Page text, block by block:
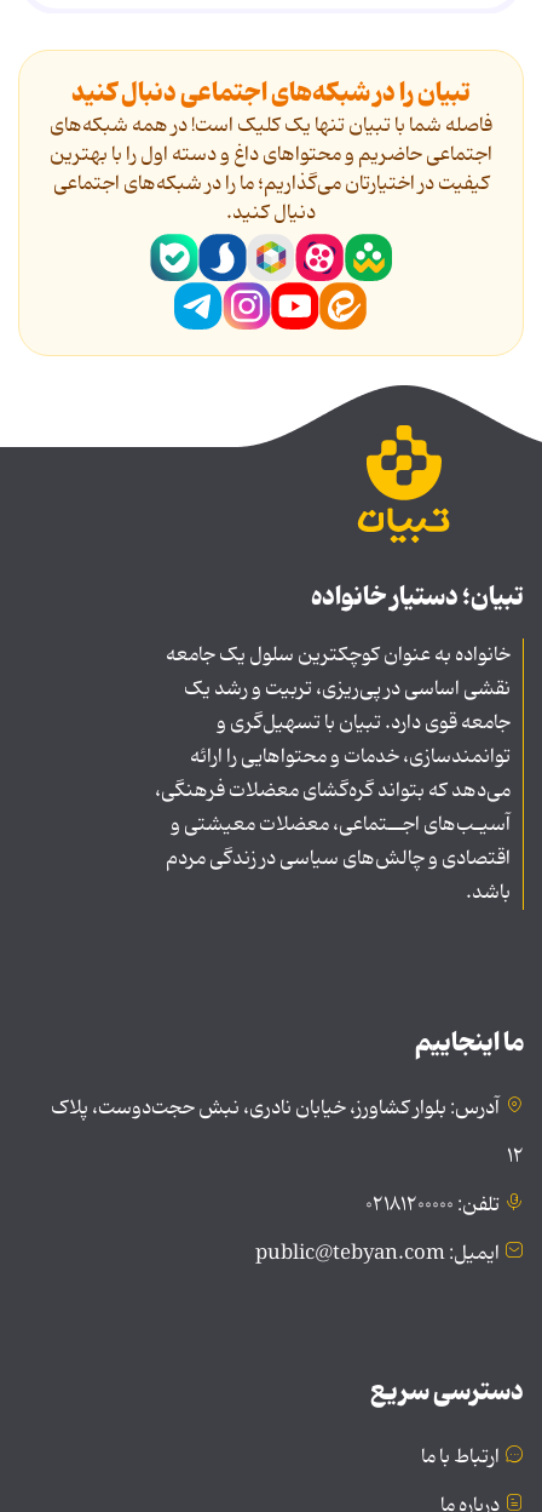
تبیان را در شبکه‌های اجتماعی دنبال کنید
فاصله شما با تبیان تنها یک کلیک است! در همه شبکه‌های
اجتماعی حاضریم و محتواهای داغ و دسته اول را با بهترین
کیفیت در اختیارتان می‌گذاریم؛ ما را در شبکه‌های اجتماعی
دنیال کنید.
تبیان؛ دستیار خانواده
خانواده به عنوان کوچکترین سلول یک جامعه
نقشی اساسی در پی‌ریزی، تربیت و رشد یک
جامعه قوی دارد. تبیان با تسهیل‌گری و
توانمندسازی، خدمات و محتواهایی را ارائه
می‌دهد که بتواند گره‌گشای معضلات فرهنگی،
آسیـب‌های اجــتماعی، معضلات معیشتی و
اقتصادی و چالش‌های سیاسی در زندگی مردم
باشد.
ما اینجاییم
آدرس: بلوار کشاورز، خیابان نادری، نبش حجت‌دوست، پلاک
۱۲
تلفن: ۰۲۱۸۱۲۰۰۰۰۰
ایمیل: public@tebyan.com
دسترسی سریع
ارتباط با ما